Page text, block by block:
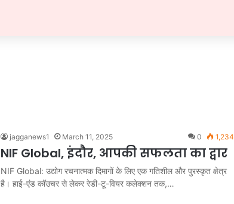
jagganews1 March 11, 2025 0 1,234
NIF Global, इंदौर, आपकी सफलता का द्वार
NIF Global: उद्योग रचनात्मक दिमागों के लिए एक गतिशील और पुरस्कृत क्षेत्र
है। हाई-एंड कॉउचर से लेकर रेडी-टू-वियर कलेक्शन तक,…